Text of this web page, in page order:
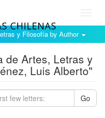
y Filosofía by Author
de Artes, Letras y
Luis Alberto"
Go